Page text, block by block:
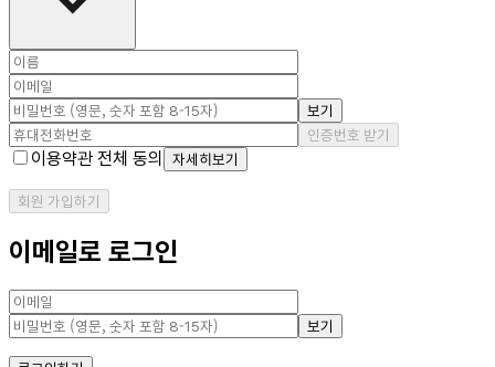
보기
인증번호 받기
이용약관 전체 동의 자세히보기
회원 가입하기
이메일로 로그인
보기